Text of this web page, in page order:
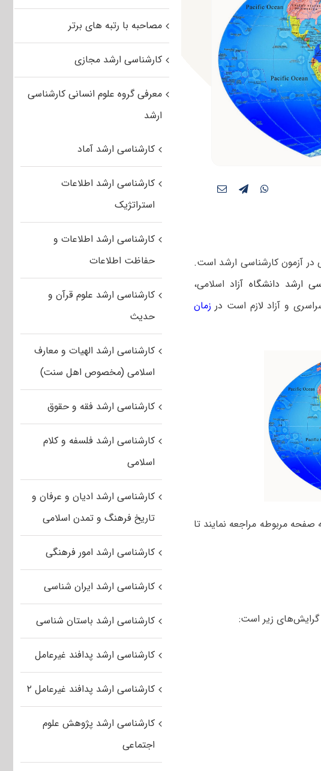
در آزمون کارشناسی ارشد است.
ارشد دانشگاه آزاد اسلامی،
و آزاد لازم است در زمان
صفحه مربوطه مراجعه نمایند تا
گرایش‌های زیر است:
مصاحبه با رتبه های برتر
کارشناسی ارشد مجازی
معرفی گروه علوم انسانی کارشناسی
ارشد
کارشناسی ارشد آماد
کارشناسی ارشد اطلاعات
استراتژیک
کارشناسی ارشد اطلاعات و
حفاظت اطلاعات
کارشناسی ارشد علوم قرآن و
حدیث
کارشناسی ارشد الهیات و معارف
اسلامی (مخصوص اهل سنت)
کارشناسی ارشد فقه و حقوق
کارشناسی ارشد فلسفه و کلام
اسلامی
کارشناسی ارشد ادیان و عرفان و
تاریخ فرهنگ و تمدن اسلامی
کارشناسی ارشد امور فرهنگی
کارشناسی ارشد ایران شناسی
کارشناسی ارشد باستان شناسی
کارشناسی ارشد پدافند غیرعامل
کارشناسی ارشد پدافند غیرعامل ۲
کارشناسی ارشد پژوهش علوم
اجتماعی